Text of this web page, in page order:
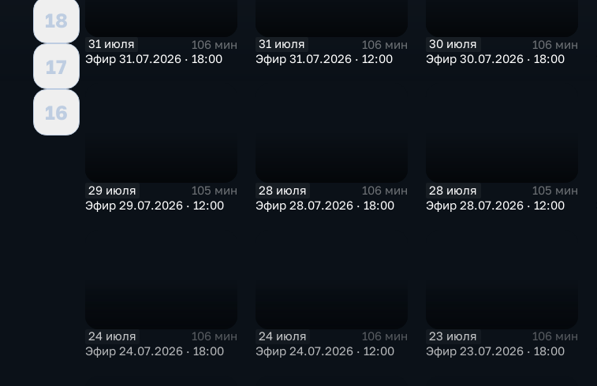
18
17
16
31 июля
106 мин
Эфир 31.07.2026 · 18:00
31 июля
106 мин
Эфир 31.07.2026 · 12:00
30 июля
106 мин
Эфир 30.07.2026 · 18:00
29 июля
105 мин
Эфир 29.07.2026 · 12:00
28 июля
106 мин
Эфир 28.07.2026 · 18:00
28 июля
105 мин
Эфир 28.07.2026 · 12:00
24 июля
106 мин
Эфир 24.07.2026 · 18:00
24 июля
106 мин
Эфир 24.07.2026 · 12:00
23 июля
106 мин
Эфир 23.07.2026 · 18:00